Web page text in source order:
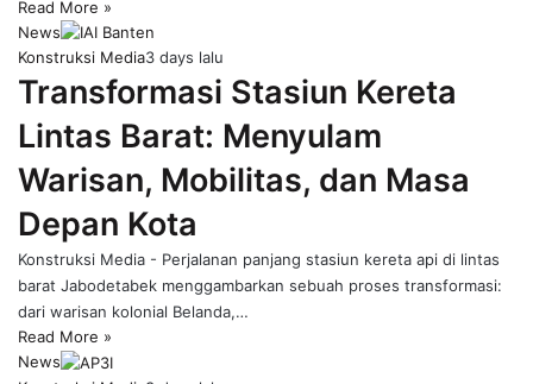
Read More »
News
Konstruksi Media3 days lalu
Transformasi Stasiun Kereta
Lintas Barat: Menyulam
Warisan, Mobilitas, dan Masa
Depan Kota
Konstruksi Media - Perjalanan panjang stasiun kereta api di lintas
barat Jabodetabek menggambarkan sebuah proses transformasi:
dari warisan kolonial Belanda,…
Read More »
News